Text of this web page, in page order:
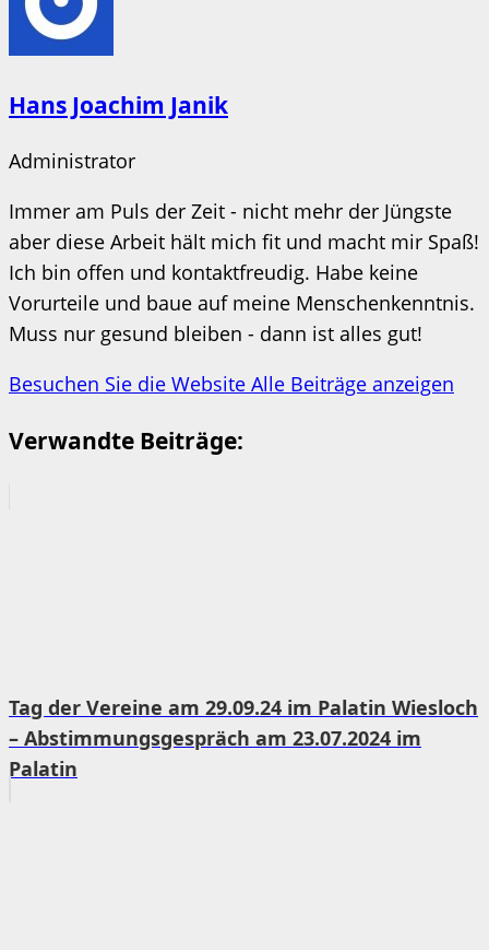
Hans Joachim Janik
Administrator
Immer am Puls der Zeit - nicht mehr der Jüngste
aber diese Arbeit hält mich fit und macht mir Spaß!
Ich bin offen und kontaktfreudig. Habe keine
Vorurteile und baue auf meine Menschenkenntnis.
Muss nur gesund bleiben - dann ist alles gut!
Besuchen Sie die Website Alle Beiträge anzeigen
Verwandte Beiträge:
Tag der Vereine am 29.09.24 im Palatin Wiesloch
– Abstimmungsgespräch am 23.07.2024 im
Palatin